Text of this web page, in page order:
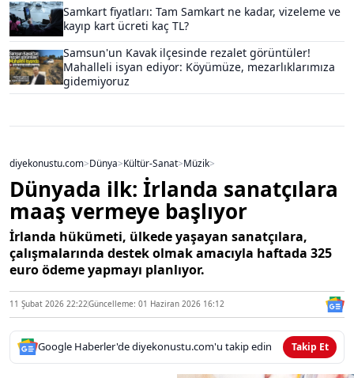
Samkart fiyatları: Tam Samkart ne kadar, vizeleme ve
kayıp kart ücreti kaç TL?
Samsun'un Kavak ilçesinde rezalet görüntüler!
Mahalleli isyan ediyor: Köyümüze, mezarlıklarımıza
gidemiyoruz
diyekonustu.com>Dünya>Kültür-Sanat>Müzik>
Dünyada ilk: İrlanda sanatçılara
maaş vermeye başlıyor
İrlanda hükümeti, ülkede yaşayan sanatçılara,
çalışmalarında destek olmak amacıyla haftada 325
euro ödeme yapmayı planlıyor.
11 Şubat 2026 22:22Güncelleme: 01 Haziran 2026 16:12
Google Haberler'de diyekonustu.com'u takip edin Takip Et